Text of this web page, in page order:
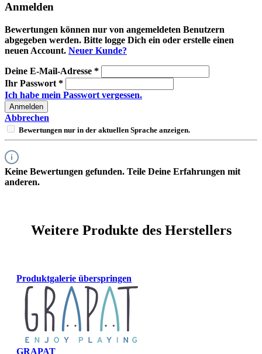
Anmelden
Bewertungen können nur von angemeldeten Benutzern
abgegeben werden. Bitte logge Dich ein oder erstelle einen
neuen Account. Neuer Kunde?
Deine E-Mail-Adresse *
Ihr Passwort *
Ich habe mein Passwort vergessen.
Anmelden
Abbrechen
Bewertungen nur in der aktuellen Sprache anzeigen.
Keine Bewertungen gefunden. Teile Deine Erfahrungen mit
anderen.
Weitere Produkte des Herstellers
Produktgalerie überspringen
GRAPAT